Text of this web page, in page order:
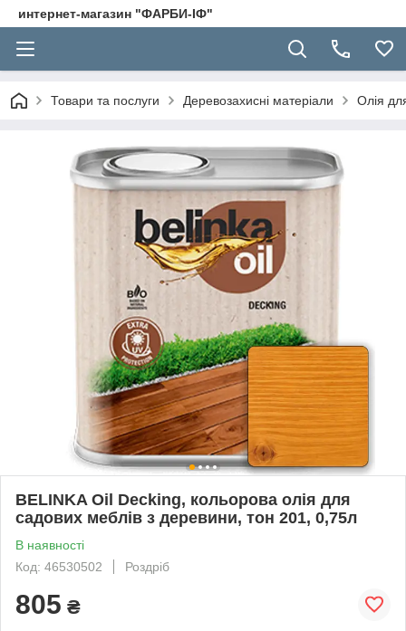
интернет-магазин "ФАРБИ-ІФ"
Товари та послуги Деревозахисні матеріали Олія
BELINKA Oil Decking, кольорова олія для
садових меблів з деревини, тон 201, 0,75л
В наявності
Код: 46530502
Роздріб
805 ₴